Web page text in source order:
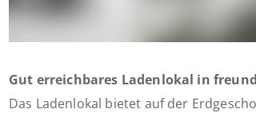
Gut erreichbares Ladenlokal in
Das Ladenlokal bietet auf der